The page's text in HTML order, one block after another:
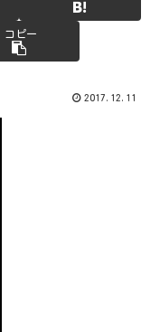
コピー
2017.12.11